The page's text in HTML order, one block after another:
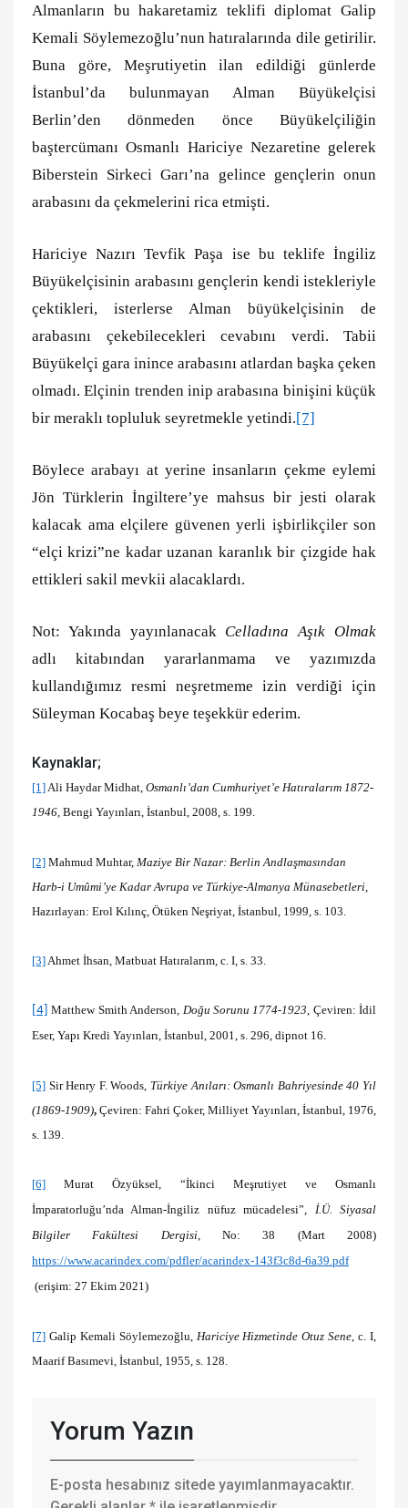
Almanların bu hakaretamiz teklifi diplomat Galip
Kemali Söylemezoğlu’nun hatıralarında dile getirilir.
Buna göre, Meşrutiyetin ilan edildiği günlerde
İstanbul’da bulunmayan Alman Büyükelçisi
Berlin’den dönmeden önce Büyükelçiliğin
baştercümanı Osmanlı Hariciye Nezaretine gelerek
Biberstein Sirkeci Garı’na gelince gençlerin onun
arabasını da çekmelerini rica etmişti.
Hariciye Nazırı Tevfik Paşa ise bu teklife İngiliz
Büyükelçisinin arabasını gençlerin kendi istekleriyle
çektikleri, isterlerse Alman büyükelçisinin de
arabasını çekebilecekleri cevabını verdi. Tabii
Büyükelçi gara inince arabasını atlardan başka çeken
olmadı. Elçinin trenden inip arabasına binişini küçük
bir meraklı topluluk seyretmekle yetindi.[7]
Böylece arabayı at yerine insanların çekme eylemi
Jön Türklerin İngiltere’ye mahsus bir jesti olarak
kalacak ama elçilere güvenen yerli işbirlikçiler son
“elçi krizi”ne kadar uzanan karanlık bir çizgide hak
ettikleri sakil mevkii alacaklardı.
Not: Yakında yayınlanacak Celladına Aşık Olmak
adlı kitabından yararlanmama ve yazımızda
kullandığımız resmi neşretmeme izin verdiği için
Süleyman Kocabaş beye teşekkür ederim.
Kaynaklar;
[1]Ali Haydar Midhat, Osmanlı’dan Cumhuriyet’e Hatıralarım 1872-
1946, Bengi Yayınları, İstanbul, 2008, s. 199.
[2] Mahmud Muhtar, Maziye Bir Nazar: Berlin Andlaşmasından
Harb-i Umûmi’ye Kadar Avrupa ve Türkiye-Almanya Münasebetleri
Hazırlayan: Erol Kılınç, Ötüken Neşriyat, İstanbul, 1999, s. 103.
[3] Ahmet İhsan, Matbuat Hatıralarım, c. I, s. 33.
[4] Matthew Smith Anderson, Doğu Sorunu 1774-1923 , Çeviren: İdil
Eser, Yapı Kredi Yayınları, İstanbul, 2001, s. 296, dipnot 16.
[5] Sir Henry F. Woods, Türkiye Anıları: Osmanlı Bahriyesinde 40 Yıl
(1869-1909), Çeviren: Fahri Çoker, Milliyet Yayınları, İstanbul, 1976,
s. 139.
[6] Murat Özyüksel, “İkinci Meşrutiyet ve Osmanlı
İmparatorluğu’nda Alman-İngiliz nüfuz mücadelesi”, İ.Ü. Siyasal
Bilgiler Fakültesi Dergisi, No: 38 (Mart 2008)
https://www.acarindex.com/pdfler/acarindex-143f3c8d-6a39.pdf
(erişim: 27 Ekim 2021)
[7] Galip Kemali Söylemezoğlu, Hariciye Hizmetinde Otuz Sene, c. I,
Maarif Basımevi, İstanbul, 1955, s. 128.
Yorum Yazın
E-posta hesabınız sitede yayımlanmayacaktır.